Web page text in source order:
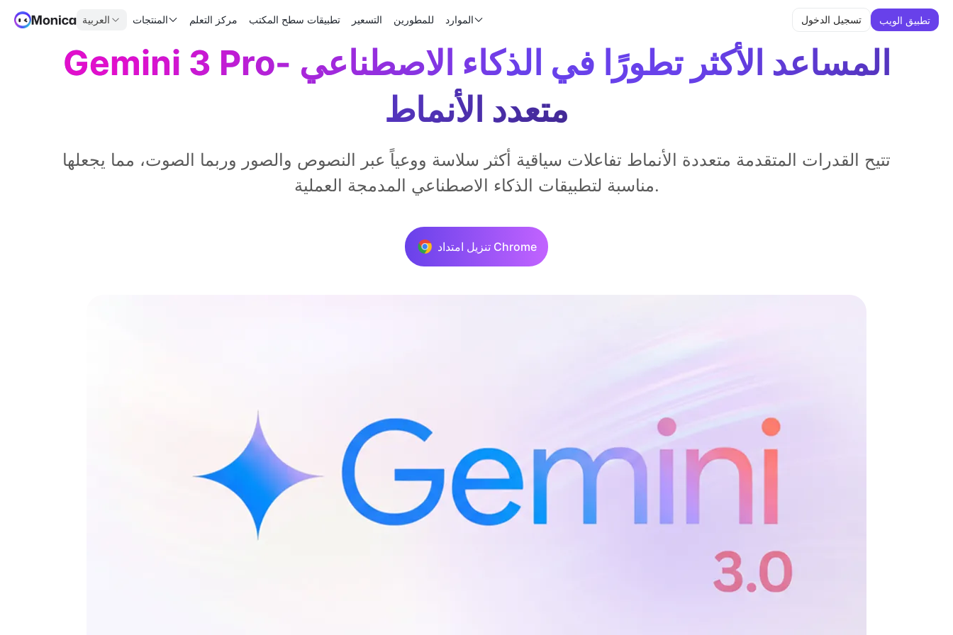
العربية المنتجات مركز التعلم تطبيقات سطح المكتب التسعير للمطورين الموارد تسجيل الدخول تطبيق الويب
Gemini 3 Pro- المساعد الأكثر تطورًا في الذكاء الاصطناعي
متعدد الأنماط
تتيح القدرات المتقدمة متعددة الأنماط تفاعلات سياقية أكثر سلاسة ووعياً عبر النصوص والصور وربما الصوت، مما يجعلها
مناسبة لتطبيقات الذكاء الاصطناعي المدمجة العملية.
تنزيل امتداد Chrome